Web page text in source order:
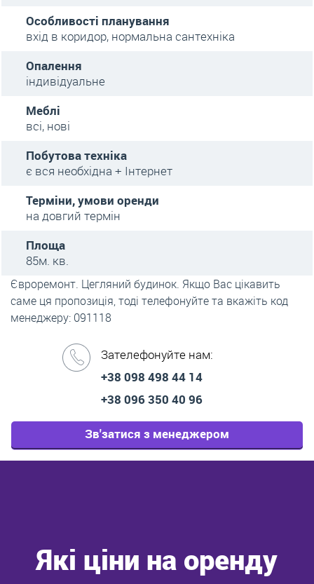
Особливості планування
вхід в коридор, нормальна сантехніка
Опалення
індивідуальне
Меблі
всі, нові
Побутова техніка
є вся необхідна + Інтернет
Терміни, умови оренди
на довгий термін
Площа
85м. кв.
Євроремонт. Цегляний будинок. Якщо Вас цікавить
саме ця пропозиція, тоді телефонуйте та вкажіть код
менеджеру: 091118
Зателефонуйте нам:
+38 098 498 44 14
+38 096 350 40 96
Зв'затися з менеджером
Які ціни на оренду